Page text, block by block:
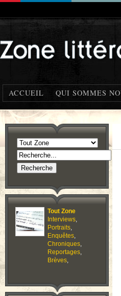
ACCUEIL QUI SOMMES
Tout Zone
Interviews,
Portraits,
Enquêtes,
Chroniques,
Reportages,
Brèves,